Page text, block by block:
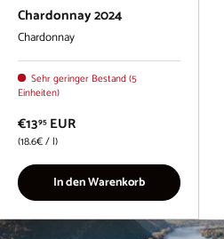
Chardonnay 2024
Chardonnay
Sehr geringer Bestand (5
Einheiten)
€1395 EUR
Grundpreis
18.6€/l
In den Warenkorb